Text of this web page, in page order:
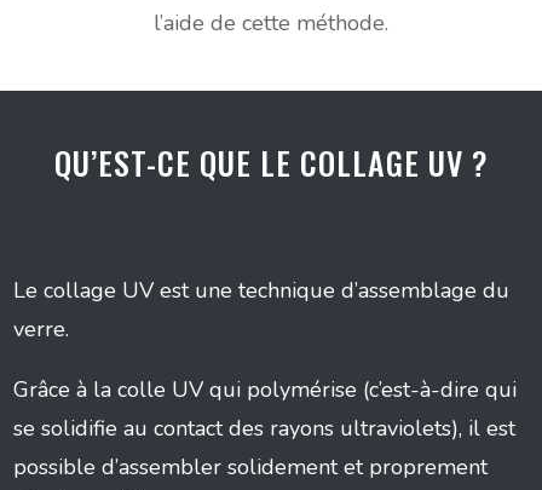
l’aide de cette méthode.
QU’EST-CE QUE LE COLLAGE UV ?
Le collage UV est une technique d’assemblage du
verre.
Grâce à la colle UV qui polymérise (c’est-à-dire qui
se solidifie au contact des rayons ultraviolets), il est
possible d’assembler solidement et proprement